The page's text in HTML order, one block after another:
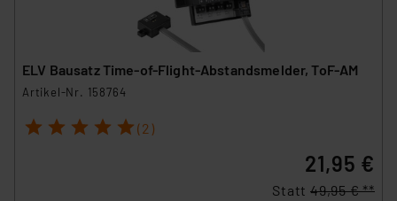
ELV Bausatz Time-of-Flight-Abstandsmelder, ToF-AM
Artikel-Nr. 158764
1 2 3 4 5 (2)
21,95 €
Statt 49,95 € **